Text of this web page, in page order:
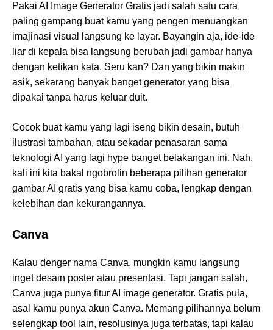
Pakai AI Image Generator Gratis jadi salah satu cara
paling gampang buat kamu yang pengen menuangkan
imajinasi visual langsung ke layar. Bayangin aja, ide-ide
liar di kepala bisa langsung berubah jadi gambar hanya
dengan ketikan kata. Seru kan? Dan yang bikin makin
asik, sekarang banyak banget generator yang bisa
dipakai tanpa harus keluar duit.
Cocok buat kamu yang lagi iseng bikin desain, butuh
ilustrasi tambahan, atau sekadar penasaran sama
teknologi AI yang lagi hype banget belakangan ini. Nah,
kali ini kita bakal ngobrolin beberapa pilihan generator
gambar AI gratis yang bisa kamu coba, lengkap dengan
kelebihan dan kekurangannya.
Canva
Kalau denger nama Canva, mungkin kamu langsung
inget desain poster atau presentasi. Tapi jangan salah,
Canva juga punya fitur AI image generator. Gratis pula,
asal kamu punya akun Canva. Memang pilihannya belum
selengkap tool lain, resolusinya juga terbatas, tapi kalau